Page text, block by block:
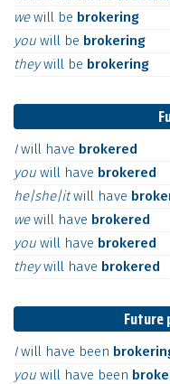
wewill be brokering
you will be brokering
theywill be brokering
Iwill have brokered
you will have brokered
he|she|itwill have
wewill have brokered
you will have brokered
theywill have brokered
Future
Iwill have been
you will have been